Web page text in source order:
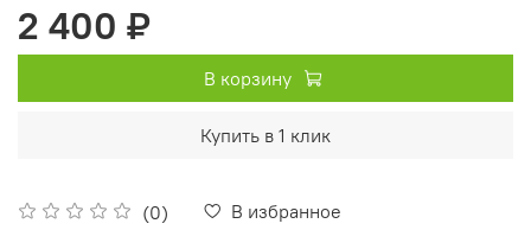
(0) В избранное
2 400 ₽
В корзину
Купить в 1 клик